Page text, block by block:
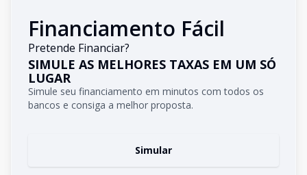
Financiamento Fácil
Pretende Financiar?
SIMULE AS MELHORES TAXAS EM UM SÓ
LUGAR
Simule seu financiamento em minutos com todos os
bancos e consiga a melhor proposta.
Simular